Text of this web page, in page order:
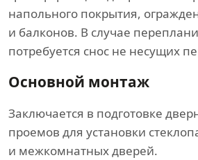
напольного покрытия,
и балконов. В случае
потребуется снос не несущих
Основной монтаж
Заключается в подготовке
проемов для установки
и межкомнатных дверей.